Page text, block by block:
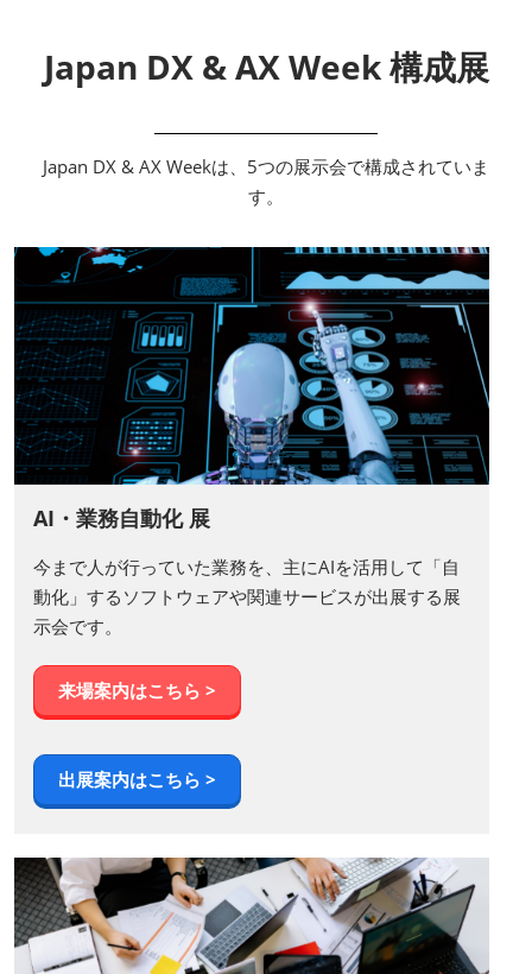
Japan DX & AX Week 構成展
Japan DX & AX Weekは、5つの展示会で構成されていま
す。
AI・業務自動化 展
今まで人が行っていた業務を、主にAIを活用して「自
動化」するソフトウェアや関連サービスが出展する展
示会です。
来場案内はこちら >
出展案内はこちら >